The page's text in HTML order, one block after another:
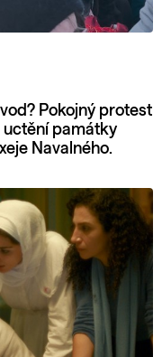
Pokojný protest
uctění památky
Navalného.